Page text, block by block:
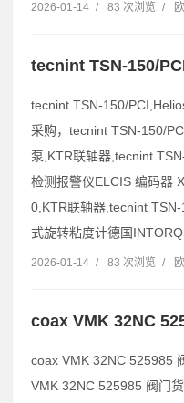
2026-01-14 / 83 次浏览 /
tecnint TSN-150/
tecnint TSN-150/
采购，tecnint TSN-150/
泵,KTR联轴器,tecnint
检测报警仪ELCIS 编码器
0,KTR联轴器,tecnint
式旋转粘度计德国
2026-01-14 / 83 次浏览 /
coax VMK 32NC
coax VMK 32NC 525985
VMK 32NC 525985 阀门